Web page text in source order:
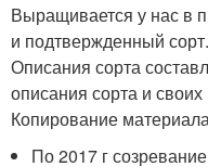
Выращивается у нас в
и подтвержденный
Описания сорта
описания сорта и
Копирование
По 2017 г